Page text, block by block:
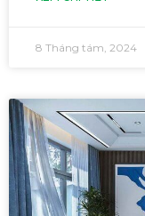
8 Tháng tám, 2024